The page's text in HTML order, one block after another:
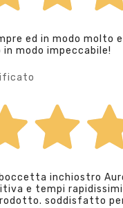
ed in modo molto
modo impeccabile!
inchiostro
e tempi
soddisfatto